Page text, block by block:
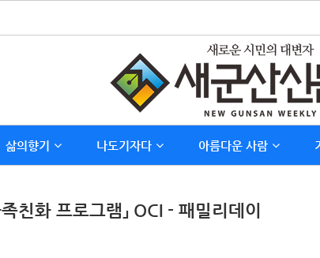
삶의향기 나도기자다 아름다운 사람
친화 프로그램」 OCI - 패밀리데이